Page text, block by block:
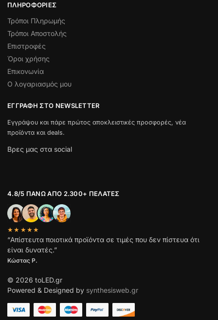
ΠΛΗΡΟΦΟΡΊΕΣ
Τρόποι Πληρωμής
Τρόποι Αποστολής
Επιστροφές
Όροι χρήσης
Επικονωνία
Ο λογαριασμός μου
ΕΓΓΡΑΦΉ ΣΤΟ NEWSLETTER
Εγγράψου και πάρε πρώτος αποκλειστικές προσφορές, νέα
προϊόντα και deals.
Βρες μας στα social
4.8/5 ΠΆΝΩ ΑΠΌ 2.300+ ΠΕΛΆΤΕΣ
★★★★★
“Απίστευτα ποιοτικά προϊόντα σε τιμές που δεν πίστευα ότι
είναι δυνατές.”
Κώστας Ρ.
© 2026 toLED.gr
Powered & Designed by synthesisweb.gr